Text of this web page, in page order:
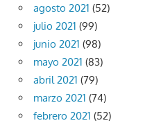
agosto 2021 (52)
julio 2021 (99)
junio 2021 (98)
mayo 2021 (83)
abril 2021 (79)
marzo 2021 (74)
febrero 2021 (52)